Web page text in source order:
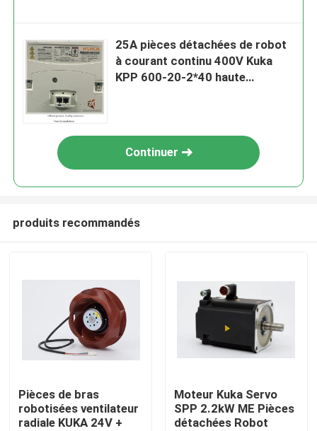
25A pièces détachées de robot
à courant continu 400V Kuka
KPP 600-20-2*40 haute
Continuer
produits recommandés
Pièces de bras
robotisées ventilateur
radiale KUKA 24V +
Moteur Kuka Servo
SPP 2.2kW ME Pièces
détachées Robot